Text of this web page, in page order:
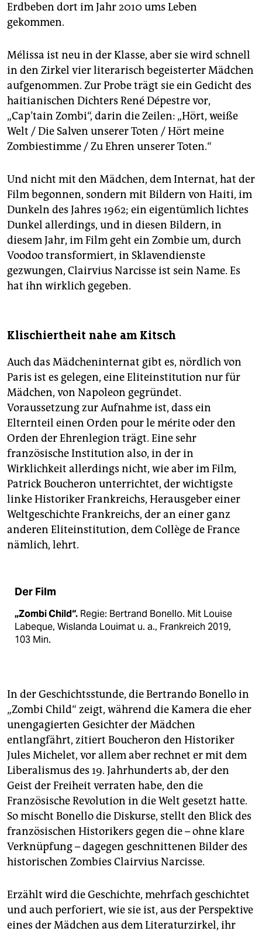
Erdbeben dort im Jahr 2010 ums Leben
gekommen.
Mélissa ist neu in der Klasse, aber sie wird schnell
in den Zirkel vier literarisch begeisterter Mädchen
aufgenommen. Zur Probe trägt sie ein Gedicht des
haitianischen Dichters René Dépestre vor,
„Cap’tain Zombi“, darin die Zeilen: „Hört, weiße
Welt / Die Salven unserer Toten / Hört meine
Zombiestimme / Zu Ehren unserer Toten.“
Und nicht mit den Mädchen, dem Internat, hat der
Film begonnen, sondern mit Bildern von Haiti, im
Dunkeln des Jahres 1962; ein eigentümlich lichtes
Dunkel allerdings, und in diesen Bildern, in
diesem Jahr, im Film geht ein Zombie um, durch
Voodoo transformiert, in Sklavendienste
gezwungen, Clairvius Narcisse ist sein Name. Es
hat ihn wirklich gegeben.
Klischiertheit nahe am Kitsch
Auch das Mädcheninternat gibt es, nördlich von
Paris ist es gelegen, eine Eliteinstitution nur für
Mädchen, von Napoleon gegründet.
Voraussetzung zur Aufnahme ist, dass ein
Elternteil einen Orden pour le mérite oder den
Orden der Ehrenlegion trägt. Eine sehr
französische Institution also, in der in
Wirklichkeit allerdings nicht, wie aber im Film,
Patrick Boucheron unterrichtet, der wichtigste
linke Historiker Frankreichs, Herausgeber einer
Weltgeschichte Frankreichs, der an einer ganz
anderen Eliteinstitution, dem Collège de France
nämlich, lehrt.
Der Film
„Zombi Child“. Regie: Bertrand Bonello. Mit Louise
Labeque, Wislanda Louimat u. a., Frankreich 2019,
103 Min.
In der Geschichtsstunde, die Bertrando Bonello in
„Zombi Child“ zeigt, während die Kamera die eher
unengagierten Gesichter der Mädchen
entlangfährt, zitiert Boucheron den Historiker
Jules Michelet, vor allem aber rechnet er mit dem
Liberalismus des 19. Jahrhunderts ab, der den
Geist der Freiheit verraten habe, den die
Französische Revolution in die Welt gesetzt hatte.
So mischt Bonello die Diskurse, stellt den Blick des
französischen Historikers gegen die – ohne klare
Verknüpfung – dagegen geschnittenen Bilder des
historischen Zombies Clairvius Narcisse.
Erzählt wird die Geschichte, mehrfach geschichtet
und auch perforiert, wie sie ist, aus der Perspektive
eines der Mädchen aus dem Literaturzirkel, ihr